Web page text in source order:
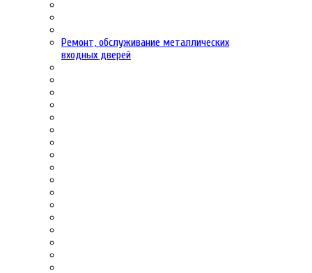
Ремонт, обслуживание металлических
входных дверей